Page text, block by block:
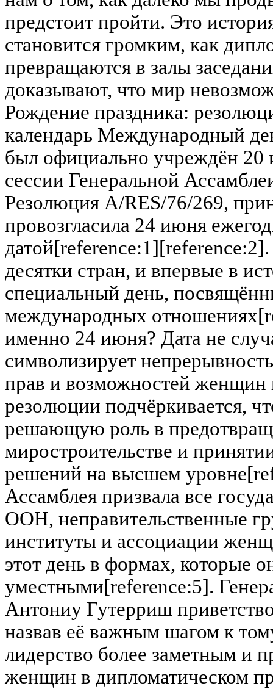
предстоит пройти. Это
становится громким, как
превращаются в залы
доказывают, что мир
Рождение праздника:
календарь Международный
был официально учреждён 20
сессии Генеральной
Резолюция A/RES/76/269,
провозгласила 24 июня
десятки стран, и впервые в
специальный день,
международных
именно 24 июня? Дата не
символизирует
прав и возможностей женщин
резолюции подчёркивается,
решающую роль в
миростроительстве и
решений на высшем
Ассамблея призвала все
ООН, неправительственные
институты и ассоциации
этот день в формах, которые
уместными[reference:5].
Антониу Гутерриш
назвав её важным шагом к
лидерство более заметным и
женщин в дипломатическом